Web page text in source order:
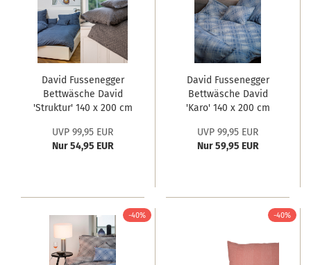
David Fussenegger
Bettwäsche David
'Struktur' 140 x 200 cm
UVP 99,95 EUR
Nur 54,95 EUR
David Fussenegger
Bettwäsche David
'Karo' 140 x 200 cm
UVP 99,95 EUR
Nur 59,95 EUR
-40% -40%